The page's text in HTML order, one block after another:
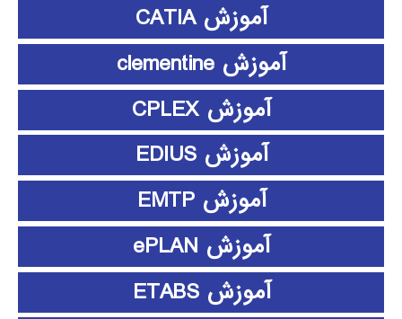
آموزش CATIA
آموزش clementine
آموزش CPLEX
آموزش EDIUS
آموزش EMTP
آموزش ePLAN
آموزش ETABS